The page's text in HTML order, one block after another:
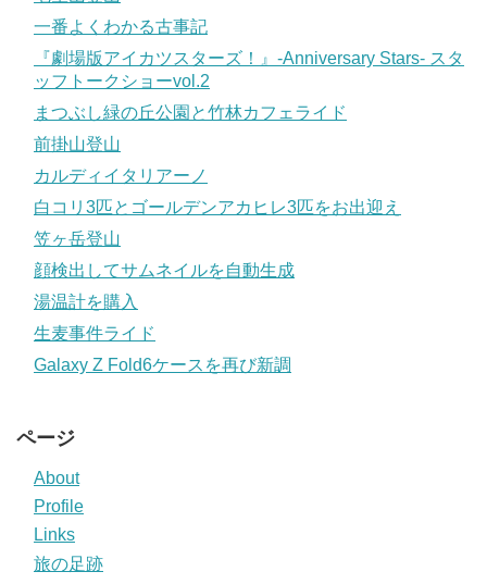
一番よくわかる古事記
『劇場版アイカツスターズ！』-Anniversary Stars- スタ
ッフトークショーvol.2
まつぶし緑の丘公園と竹林カフェライド
前掛山登山
カルディイタリアーノ
白コリ3匹とゴールデンアカヒレ3匹をお出迎え
笠ヶ岳登山
顔検出してサムネイルを自動生成
湯温計を購入
生麦事件ライド
Galaxy Z Fold6ケースを再び新調
ページ
About
Profile
Links
旅の足跡